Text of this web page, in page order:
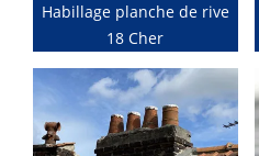
Habillage planche de rive
18 Cher